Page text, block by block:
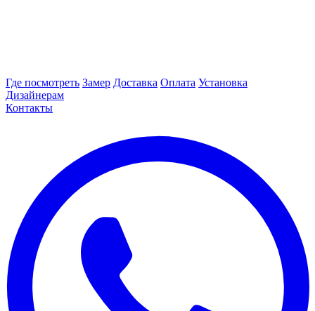
Где посмотреть Замер Доставка Оплата Установка
Дизайнерам
Контакты